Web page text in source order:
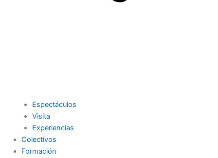
Espectáculos
Visita
Experiencias
Colectivos
Formación